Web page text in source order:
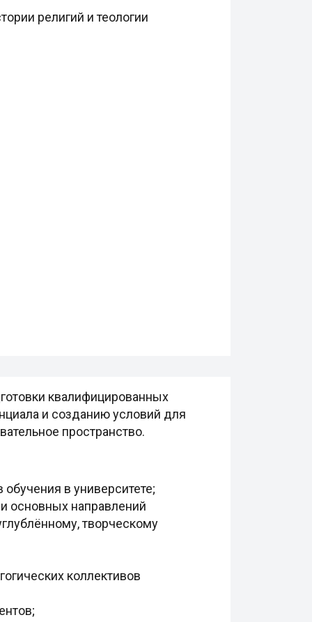
религий и теологии
квалифицированных
и созданию условий для
пространство.
в университете;
основных направлений
творческому
коллективов